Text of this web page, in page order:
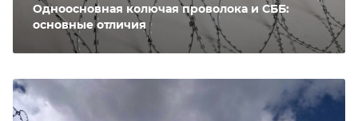
Одноосновная колючая проволока и СББ:
основные отличия